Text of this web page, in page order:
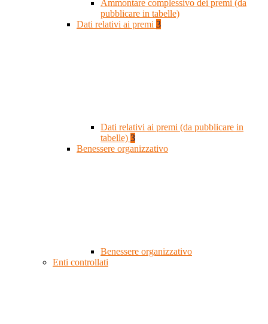
Ammontare complessivo dei premi (da
pubblicare in tabelle)
Dati relativi ai premi 3
Dati relativi ai premi (da pubblicare in
tabelle) 3
Benessere organizzativo
Benessere organizzativo
Enti controllati